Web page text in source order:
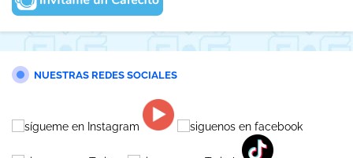
NUESTRAS REDES SOCIALES